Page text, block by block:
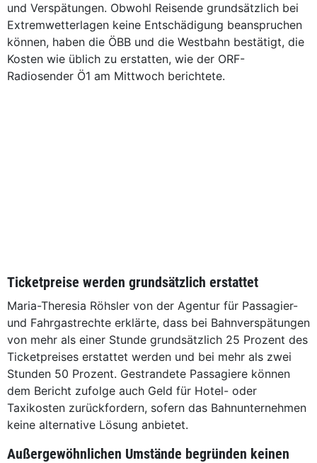
und Verspätungen. Obwohl Reisende grundsätzlich bei
Extremwetterlagen keine Entschädigung beanspruchen
können, haben die ÖBB und die Westbahn bestätigt, die
Kosten wie üblich zu erstatten, wie der ORF-
Radiosender Ö1 am Mittwoch berichtete.
Ticketpreise werden grundsätzlich erstattet
Maria-Theresia Röhsler von der Agentur für Passagier-
und Fahrgastrechte erklärte, dass bei Bahnverspätungen
von mehr als einer Stunde grundsätzlich 25 Prozent des
Ticketpreises erstattet werden und bei mehr als zwei
Stunden 50 Prozent. Gestrandete Passagiere können
dem Bericht zufolge auch Geld für Hotel- oder
Taxikosten zurückfordern, sofern das Bahnunternehmen
keine alternative Lösung anbietet.
Außergewöhnlichen Umstände begründen keinen